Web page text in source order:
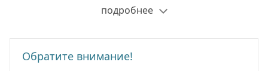
подробнее
Обратите внимание!